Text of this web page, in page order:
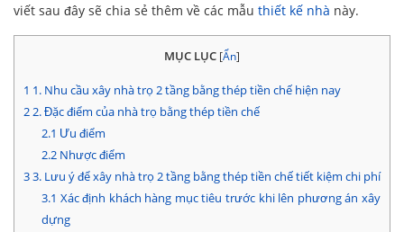
viết sau đây sẽ chia sẻ thêm về các mẫu thiết kế nhà này.
MỤC LỤC [Ẩn]
1 1. Nhu cầu xây nhà trọ 2 tầng bằng thép tiền chế hiện nay
22. Đặc điểm của nhà trọ bằng thép tiền chế
2.1 Ưu điểm
2.2Nhược điểm
33. Lưu ý để xây nhà trọ 2 tầng bằng thép tiền chế tiết kiệm chi phí
3.1 Xác định khách hàng mục tiêu trước khi lên phương án xây
dựng